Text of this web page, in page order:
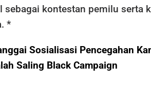
sebagai kontestan pemilu serta
*
Sosialisasi Pencegahan
Saling Black Campaign